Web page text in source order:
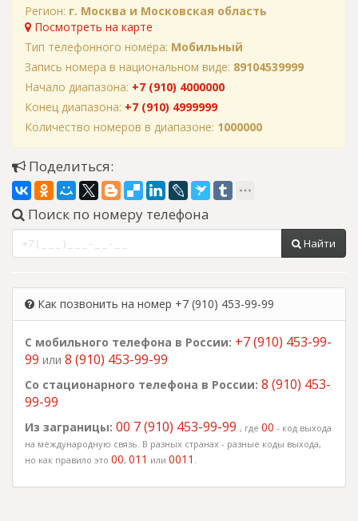
Регион: г. Москва и Московская область
Посмотреть на карте
Тип телефонного номера: Мобильный
Запись номера в национальном виде: 89104539999
Начало диапазона: +7 (910) 4000000
Конец диапазона: +7 (910) 4999999
Количество номеров в диапазоне: 1000000
Поделиться:
Поиск по номеру телефона
Найти
Как позвонить на номер +7 (910) 453-99-99
С мобильного телефона в России: +7 (910) 453-99-
99 или 8 (910) 453-99-99
Со стационарного телефона в России: 8 (910) 453-
99-99
Из заграницы: 00 7 (910) 453-99-99 , где 00 - код выхода
на международную связь. В разных странах - разные коды выхода,
но как правило это 00, 011 или 0011 .